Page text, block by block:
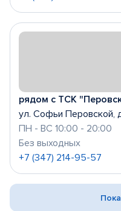
рядом с ТСК
ул. Софьи Перовской,
ПН - ВС 10:00 - 20:00
Без выходных
+7 (347) 214-95-57